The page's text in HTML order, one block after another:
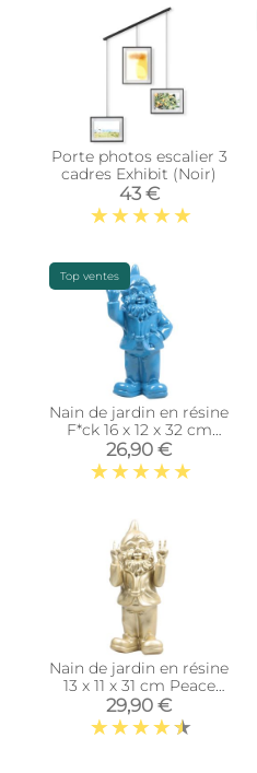
Porte photos escalier 3
cadres Exhibit (Noir)
43 €
Top ventes
Nain de jardin en résine
F*ck 16 x 12 x 32 cm
(Bleu)
26,90 €
Nain de jardin en résine
13 x 11 x 31 cm Peace
(Doré)
29,90 €